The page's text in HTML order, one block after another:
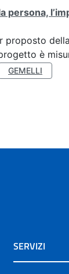
è
GEMELLI
SERVIZI